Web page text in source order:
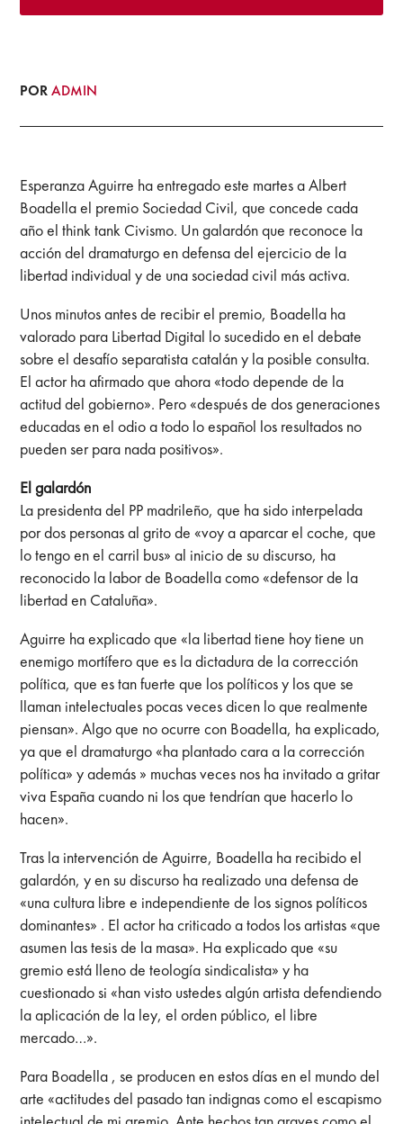
PORADMIN
Esperanza Aguirre ha entregado este martes a Albert
Boadella el premio Sociedad Civil, que concede cada
año el think tank Civismo. Un galardón que reconoce la
acción del dramaturgo en defensa del ejercicio de la
libertad individual y de una sociedad civil más activa.
Unos minutos antes de recibir el premio, Boadella ha
valorado para Libertad Digital lo sucedido en el debate
sobre el desafío separatista catalán y la posible consulta.
El actor ha afirmado que ahora «todo depende de la
actitud del gobierno». Pero «después de dos generaciones
educadas en el odio a todo lo español los resultados no
pueden ser para nada positivos».
El galardón
La presidenta del PP madrileño, que ha sido interpelada
por dos personas al grito de «voy a aparcar el coche, que
lo tengo en el carril bus» al inicio de su discurso, ha
reconocido la labor de Boadella como «defensor de la
libertad en Cataluña».
Aguirre ha explicado que «la libertad tiene hoy tiene un
enemigo mortífero que es la dictadura de la corrección
política, que es tan fuerte que los políticos y los que se
llaman intelectuales pocas veces dicen lo que realmente
piensan». Algo que no ocurre con Boadella, ha explicado,
ya que el dramaturgo «ha plantado cara a la corrección
política» y además » muchas veces nos ha invitado a gritar
viva España cuando ni los que tendrían que hacerlo lo
hacen».
Tras la intervención de Aguirre, Boadella ha recibido el
galardón, y en su discurso ha realizado una defensa de
«una cultura libre e independiente de los signos políticos
dominantes» . El actor ha criticado a todos los artistas «que
asumen las tesis de la masa». Ha explicado que «su
gremio está lleno de teología sindicalista» y ha
cuestionado si «han visto ustedes algún artista defendiendo
la aplicación de la ley, el orden público, el libre
mercado…».
Para Boadella , se producen en estos días en el mundo del
arte «actitudes del pasado tan indignas como el escapismo